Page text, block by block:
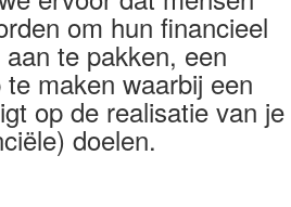
om hun financieel
te pakken, een
maken waarbij een
op de realisatie van je
doelen.